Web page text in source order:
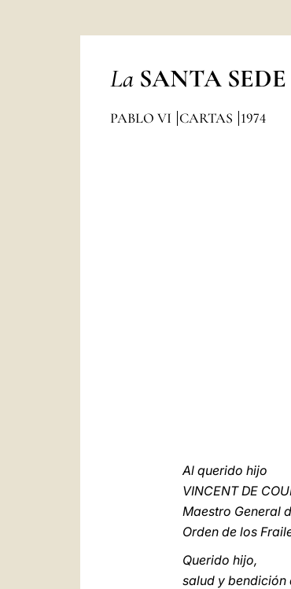
La SANTA SEDE
PABLO VI CARTAS 1974
Al querido hijo
VINCENT DE
Maestro General
Orden de los
Querido hijo,
salud y